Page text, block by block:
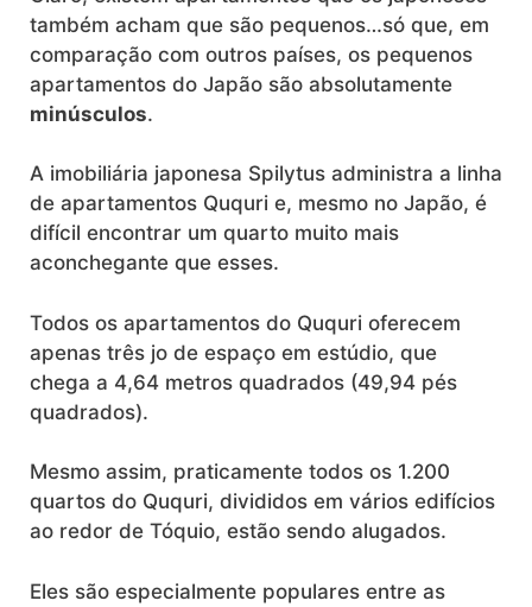
também acham que são pequenos…só que, em
comparação com outros países, os pequenos
apartamentos do Japão são absolutamente
minúsculos.
A imobiliária japonesa Spilytus administra a linha
de apartamentos Ququri e, mesmo no Japão, é
difícil encontrar um quarto muito mais
aconchegante que esses.
Todos os apartamentos do Ququri oferecem
apenas três jo de espaço em estúdio, que
chega a 4,64 metros quadrados (49,94 pés
quadrados).
Mesmo assim, praticamente todos os 1.200
quartos do Ququri, divididos em vários edifícios
ao redor de Tóquio, estão sendo alugados.
Eles são especialmente populares entre as